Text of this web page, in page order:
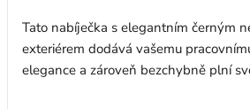
Tato nabíječka s elegantním černým
exteriérem dodává vašemu
elegance a zároveň bezchybně plní